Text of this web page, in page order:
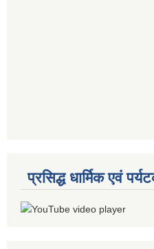
प्रसिद्ध धार्मिक एवं